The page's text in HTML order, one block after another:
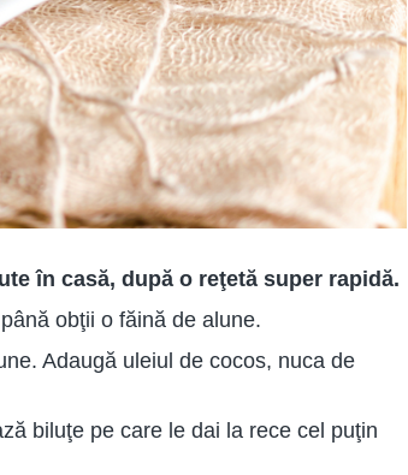
în casă, după o reţetă super rapidă.
obţii o făină de alune.
Adaugă uleiul de cocos, nuca de
biluţe pe care le dai la rece cel puţin